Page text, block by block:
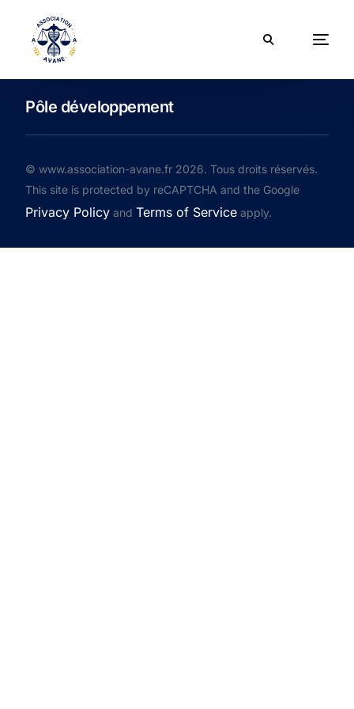
Pôle développement
© www.association-avane.fr 2026. Tous droits réservés.
This site is protected by reCAPTCHA and the Google
Privacy Policy andTerms of Service apply.